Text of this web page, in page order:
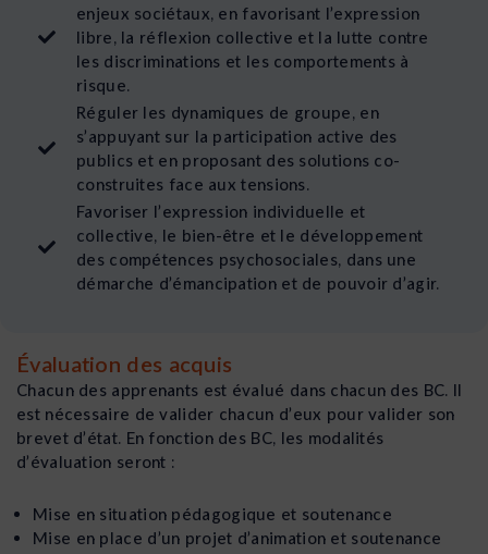
enjeux sociétaux, en favorisant l’expression
libre, la réflexion collective et la lutte contre
les discriminations et les comportements à
risque.
Réguler les dynamiques de groupe, en
s’appuyant sur la participation active des
publics et en proposant des solutions co-
construites face aux tensions.
Favoriser l’expression individuelle et
collective, le bien-être et le développement
des compétences psychosociales, dans une
démarche d’émancipation et de pouvoir d’agir.
Évaluation des acquis
Chacun des apprenants est évalué dans chacun des BC. Il
est nécessaire de valider chacun d’eux pour valider son
brevet d’état. En fonction des BC, les modalités
d’évaluation seront :
Mise en situation pédagogique et soutenance
Mise en place d’un projet d’animation et soutenance